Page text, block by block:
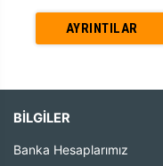
AYRINTILAR
BİLGİLER
Banka Hesaplarımız